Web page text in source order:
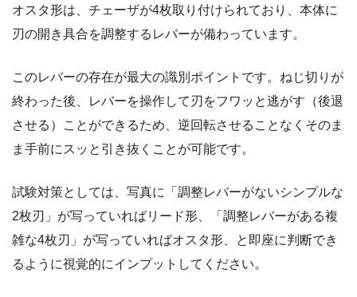
オスタ形は、チェーザが4枚取り付けられており、本体に
刃の開き具合を調整するレバーが備わっています。
このレバーの存在が最大の識別ポイントです。ねじ切りが
終わった後、レバーを操作して刃をフワッと逃がす（後退
させる）ことができるため、逆回転させることなくそのま
ま手前にスッと引き抜くことが可能です。
試験対策としては、写真に「調整レバーがないシンプルな
2枚刃」が写っていればリード形、「調整レバーがある複
雑な4枚刃」が写っていればオスタ形、と即座に判断でき
るように視覚的にインプットしてください。